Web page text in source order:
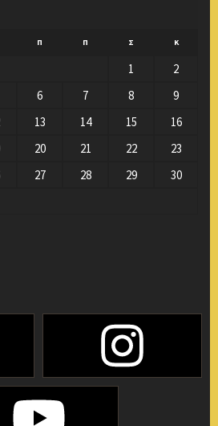
Π Π Σ Κ
1
2
6 7 8
9
13 14 15
16
20 21 22
23
27 28 29
30